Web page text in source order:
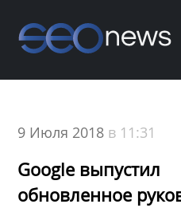
9 Июля 2018 в 11:31
Google выпустил
обновленное